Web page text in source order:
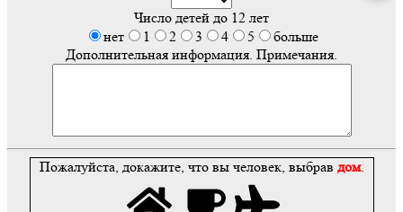
Число детей до 12 лет
нет
1 2 3 4 5
больше
Дополнительная информация. Примечания.
Пожалуйста, докажите, что вы человек, выбрав дом.